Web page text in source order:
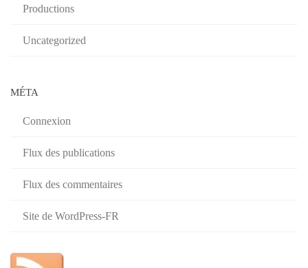
Productions
Uncategorized
MÉTA
Connexion
Flux des publications
Flux des commentaires
Site de WordPress-FR